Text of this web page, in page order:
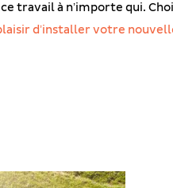
travail à n’importe qui.
d’installer votre